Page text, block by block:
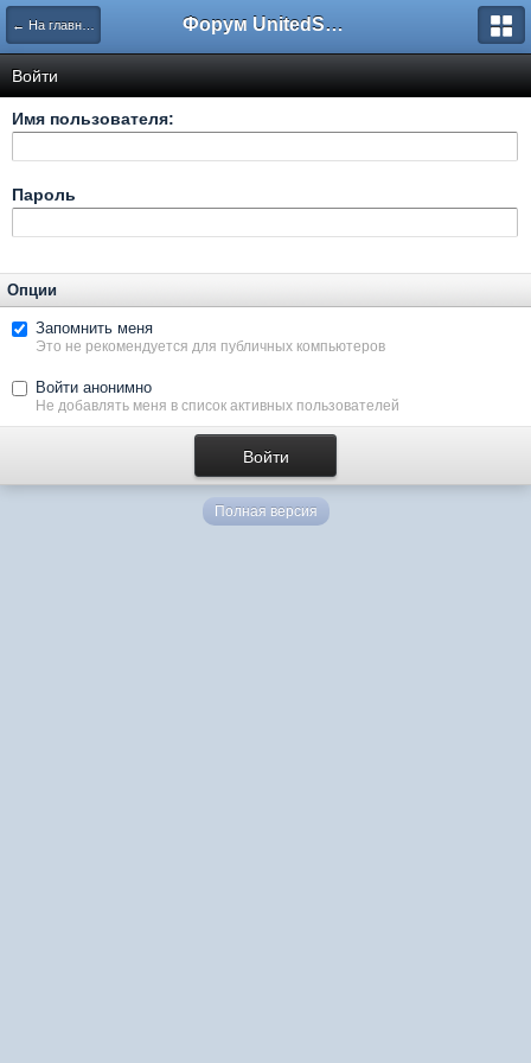
← На главную Форум UnitedSouth
Войти
Имя пользователя:
Пароль
Опции
Запомнить меня
Это не рекомендуется для публичных компьютеров
Войти анонимно
Не добавлять меня в список активных пользователей
Полная версия